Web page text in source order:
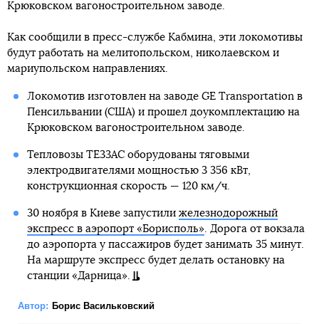
Крюковском вагоностроительном заводе.
Как сообщили в пресс-службе Кабмина, эти локомотивы
будут работать на мелитопольском, николаевском и
мариупольском направлениях.
Локомотив изготовлен на заводе GE Transportation в
Пенсильвании (США) и прошел доукомплектацию на
Крюковском вагоностроительном заводе.
Тепловозы TE33AC оборудованы тяговыми
электродвигателями мощностью 3 356 кВт,
конструкционная скорость — 120 км/ч.
30 ноября в Киеве запустили железнодорожный
экспресс в аэропорт «Борисполь». Дорога от вокзала
до аэропорта у пассажиров будет занимать 35 минут.
На маршруте экспресс будет делать остановку на
станции «Дарница».
Автор: Борис Васильковский